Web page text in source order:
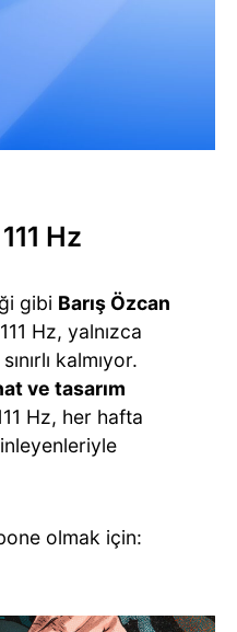
Hz
gibi Barış Özcan
111 Hz, yalnızca
kalmıyor.
ve tasarım
Hz, her hafta
olmak için: